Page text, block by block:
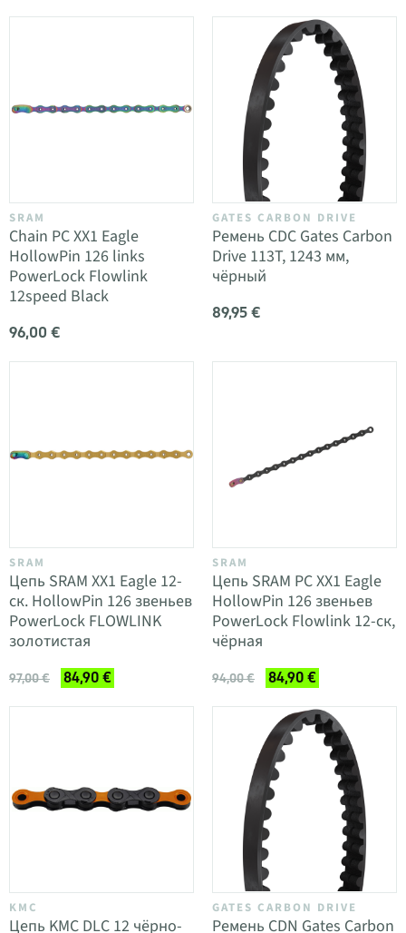
SRAM
Chain PC XX1 Eagle
HollowPin 126 links
PowerLock Flowlink
12speed Black
96,00 €
GATES CARBON DRIVE
Ремень CDC Gates Carbon
Drive 113T, 1243 мм,
чёрный
89,95 €
SRAM
Цепь SRAM XX1 Eagle 12-
ск. HollowPin 126 звеньев
PowerLock FLOWLINK
золотистая
97,00 € 84,90 €
SRAM
Цепь SRAM PC XX1 Eagle
HollowPin 126 звеньев
PowerLock Flowlink 12-ск,
чёрная
94,00 € 84,90 €
KMC
Цепь KMC DLC 12 чёрно-
GATES CARBON DRIVE
Ремень CDN Gates Carbon